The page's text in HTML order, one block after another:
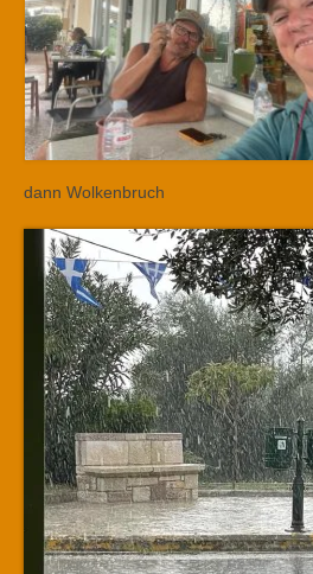
dann Wolkenbruch